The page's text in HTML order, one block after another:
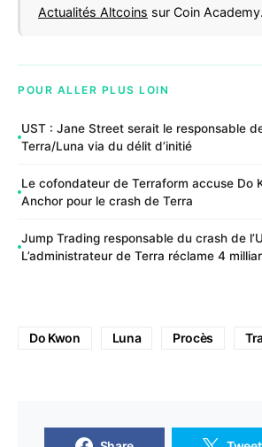
Actualités Altcoins sur Coin Academy.
POUR ALLER PLUS LOIN
UST : Jane Street serait le responsable
Terra/Luna via du délit d’initié
Le cofondateur de Terraform accuse Do
Anchor pour le crash de Terra
Jump Trading responsable du crash de
L’administrateur de Terra réclame 4
Do Kwon Luna Procès